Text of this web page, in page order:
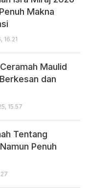
Makna
16.21
Maulid
dan
15.57
Tentang
Penuh